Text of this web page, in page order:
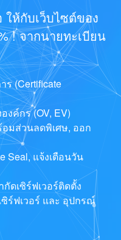
ให้กับเว็บไซต์ของ
! จากนายทะเบียน
ร (Certificate
งค์กร (OV, EV)
อมส่วนลดพิเศษ, ออก
Seal, แจ้งเตือนวัน
ดเซิร์ฟเวอร์ติดตั้ง
ซิร์ฟเวอร์ และ อุปกรณ์